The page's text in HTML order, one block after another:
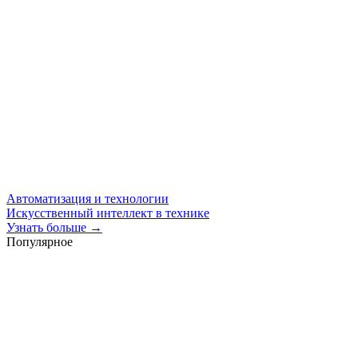
Автоматизация и технологии
Искусственный интеллект в технике
Узнать больше →
Популярное